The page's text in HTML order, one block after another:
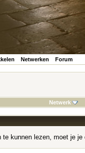
Netwerken Forum
Netwerk
kunnen lezen, moet je je